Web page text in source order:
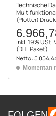
Technische
(Plotter)
inkl. 19% USt.
(DHL Paket)
Netto:
Momentan